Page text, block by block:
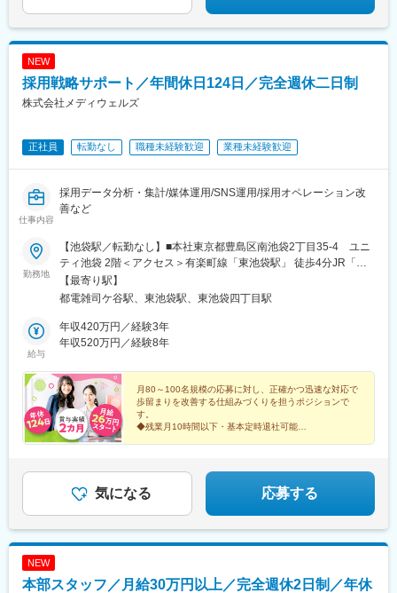
NEW
採用戦略サポート／年間休日124日／完全週休二日制
株式会社メディウェルズ
正社員 転勤なし 職種未経験歓迎 業種未経験歓迎
仕事内容
採用データ分析・集計/媒体運用/SNS運用/採用オペレーション改
善など
勤務地
【池袋駅／転勤なし】■本社東京都豊島区南池袋2丁目35-4 ユニ
ティ池袋 2階＜アクセス＞有楽町線「東池袋駅」 徒歩4分JR「池
袋駅」 徒歩10分※受動喫煙対策：あり
【最寄り駅】
都電雑司ケ谷駅、東池袋駅、東池袋四丁目駅
給与
年収420万円／経験3年
年収520万円／経験8年
月80～100名規模の応募に対し、正確かつ迅速な対応で
歩留まりを改善する仕組みづくりを担うポジションで
す。
◆残業月10時間以下・基本定時退社可能
気になる 応募する
NEW
本部スタッフ／月給30万円以上／完全週休2日制／年休